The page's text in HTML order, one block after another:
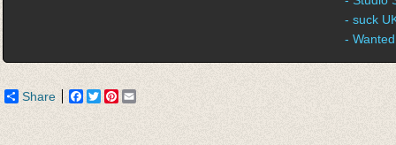
- suck
- Wanted
Share Facebook
TwitterPinterest